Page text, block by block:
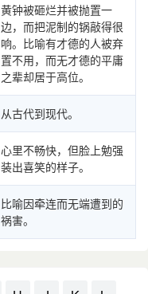
黄钟被砸烂并被抛置一
边，而把泥制的锅敲得很
响。比喻有才德的人被弃
置不用，而无才德的平庸
之辈却居于高位。
从古代到现代。
心里不畅快，但脸上勉强
装出喜笑的样子。
比喻因牵连而无端遭到的
祸害。